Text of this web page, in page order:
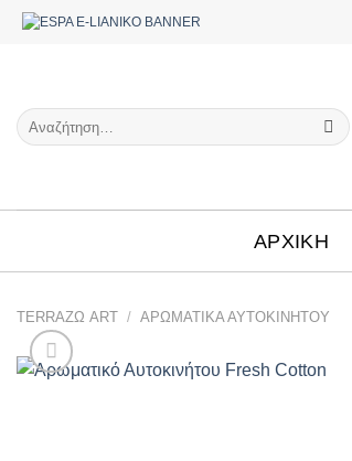
Μετάβαση
Αναζήτηση
για:
ΑΡΧΙΚΗ
TERRAΖΩ ART / ΑΡΩΜΑΤΙΚΆ ΑΥΤΟΚΙΝΉΤΟΥ